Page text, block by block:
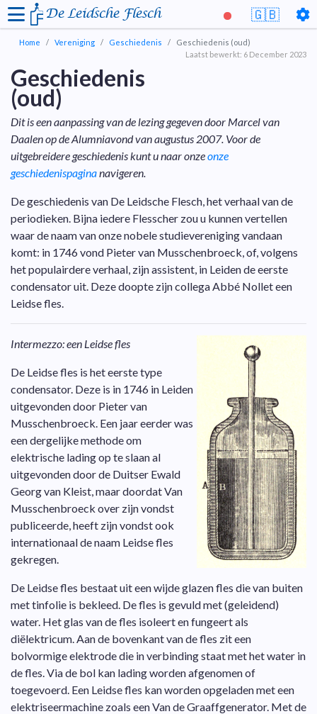
🇬🇧
De Leidsche Flesch
Home Vereniging Geschiedenis
Geschiedenis (oud)
Laatst bewerkt: 6 December 2023
Geschiedenis
(oud)
Dit is een aanpassing van de lezing gegeven door Marcel van
Daalen op de Alumniavond van augustus 2007. Voor de
uitgebreidere geschiedenis kunt u naar onzeonze
geschiedenispaginanavigeren.
De geschiedenis van De Leidsche Flesch, het verhaal van de
periodieken. Bijna iedere Flesscher zou u kunnen vertellen
waar de naam van onze nobele studievereniging vandaan
komt: in 1746 vond Pieter van Musschenbroeck, of, volgens
het populairdere verhaal, zijn assistent, in Leiden de eerste
condensator uit. Deze doopte zijn collega Abbé Nollet een
Leidse fles.
Intermezzo: een Leidse fles
De Leidse fles is het eerste type
condensator. Deze is in 1746 in Leiden
uitgevonden door Pieter van
Musschenbroeck. Een jaar eerder was
een dergelijke methode om
elektrische lading op te slaan al
uitgevonden door de Duitser Ewald
Georg van Kleist, maar doordat Van
Musschenbroeck over zijn vondst
publiceerde, heeft zijn vondst ook
internationaal de naam Leidse fles
gekregen.
De Leidse fles bestaat uit een wijde glazen fles die van buiten
met tinfolie is bekleed. De fles is gevuld met (geleidend)
water. Het glas van de fles isoleert en fungeert als
diëlektricum. Aan de bovenkant van de fles zit een
bolvormige elektrode die in verbinding staat met het water in
de fles. Via de bol kan lading worden afgenomen of
toegevoerd. Een Leidse fles kan worden opgeladen met een
elektriseermachine zoals een Van de Graaffgenerator. Met de